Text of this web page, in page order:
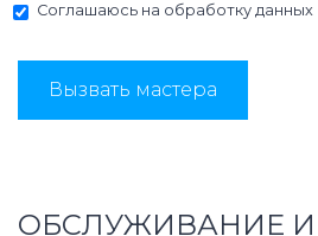
Соглашаюсь на обработку данных
Вызвать мастера
ОБСЛУЖИВАНИЕ